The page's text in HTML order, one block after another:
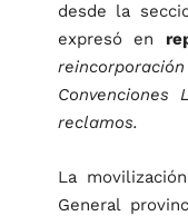
desde la
expresó en
reclamos.
La
General